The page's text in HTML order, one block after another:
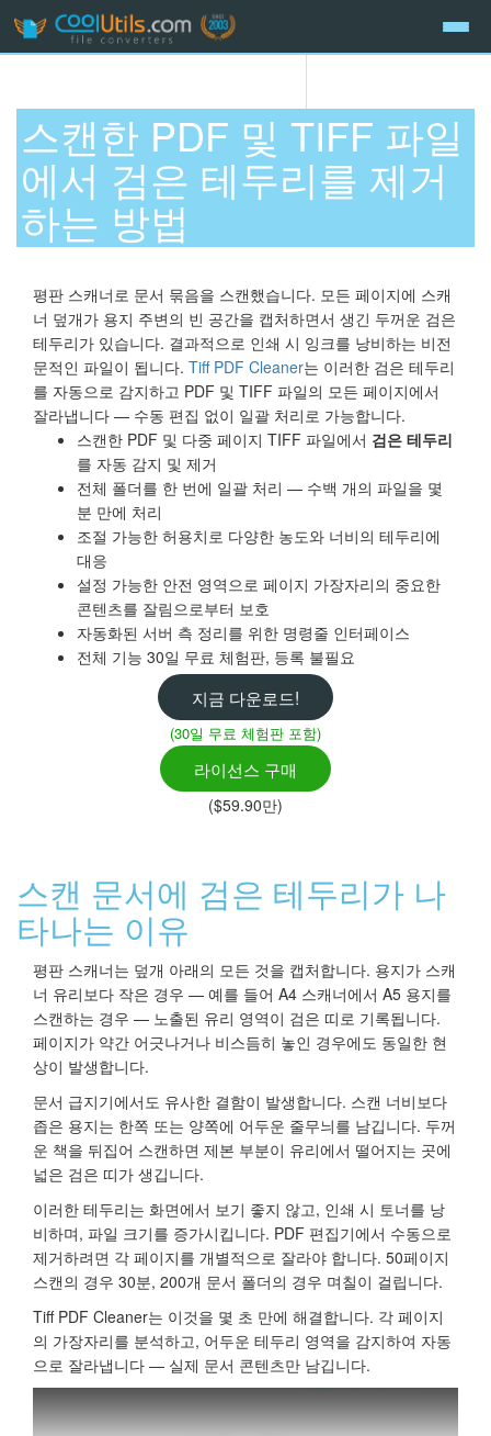
스캔한 PDF 및 TIFF 파일
에서 검은 테두리를 제거
하는 방법
평판 스캐너로 문서 묶음을 스캔했습니다. 모든 페이지에 스캐
너 덮개가 용지 주변의 빈 공간을 캡처하면서 생긴 두꺼운 검은
테두리가 있습니다. 결과적으로 인쇄 시 잉크를 낭비하는 비전
문적인 파일이 됩니다. Tiff PDF Cleaner는 이러한 검은 테두리
를 자동으로 감지하고 PDF 및 TIFF 파일의 모든 페이지에서
잘라냅니다 — 수동 편집 없이 일괄 처리로 가능합니다.
스캔한 PDF 및 다중 페이지 TIFF 파일에서 검은 테두리
를 자동 감지 및 제거
전체 폴더를 한 번에 일괄 처리 — 수백 개의 파일을 몇
분 만에 처리
조절 가능한 허용치로 다양한 농도와 너비의 테두리에
대응
설정 가능한 안전 영역으로 페이지 가장자리의 중요한
콘텐츠를 잘림으로부터 보호
자동화된 서버 측 정리를 위한 명령줄 인터페이스
전체 기능 30일 무료 체험판, 등록 불필요
지금 다운로드!
(30일 무료 체험판 포함)
라이선스 구매
($59.90만)
스캔 문서에 검은 테두리가 나
타나는 이유
평판 스캐너는 덮개 아래의 모든 것을 캡처합니다. 용지가 스캐
너 유리보다 작은 경우 — 예를 들어 A4 스캐너에서 A5 용지를
스캔하는 경우 — 노출된 유리 영역이 검은 띠로 기록됩니다.
페이지가 약간 어긋나거나 비스듬히 놓인 경우에도 동일한 현
상이 발생합니다.
문서 급지기에서도 유사한 결함이 발생합니다. 스캔 너비보다
좁은 용지는 한쪽 또는 양쪽에 어두운 줄무늬를 남깁니다. 두꺼
운 책을 뒤집어 스캔하면 제본 부분이 유리에서 떨어지는 곳에
넓은 검은 띠가 생깁니다.
이러한 테두리는 화면에서 보기 좋지 않고, 인쇄 시 토너를 낭
비하며, 파일 크기를 증가시킵니다. PDF 편집기에서 수동으로
제거하려면 각 페이지를 개별적으로 잘라야 합니다. 50페이지
스캔의 경우 30분, 200개 문서 폴더의 경우 며칠이 걸립니다.
Tiff PDF Cleaner는 이것을 몇 초 만에 해결합니다. 각 페이지
의 가장자리를 분석하고, 어두운 테두리 영역을 감지하여 자동
으로 잘라냅니다 — 실제 문서 콘텐츠만 남깁니다.